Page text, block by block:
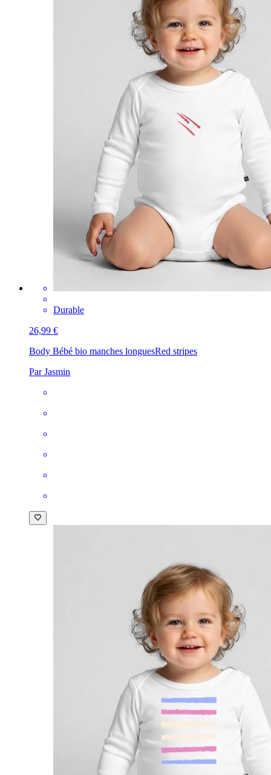
Durable
26,99 €
Body Bébé bio manches longuesRed stripes
Par Jasmin